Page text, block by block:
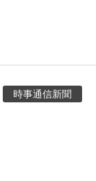
時事通信新聞